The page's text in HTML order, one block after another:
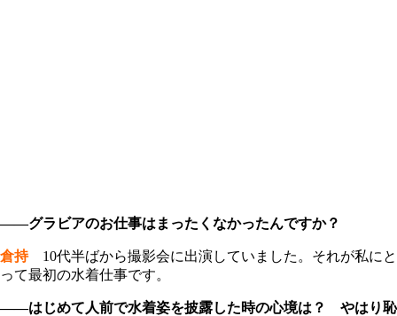
――グラビアのお仕事はまったくなかったんですか？
倉持10代半ばから撮影会に出演していました。それが私にと
って最初の水着仕事です。
――はじめて人前で水着姿を披露した時の心境は？ やはり恥